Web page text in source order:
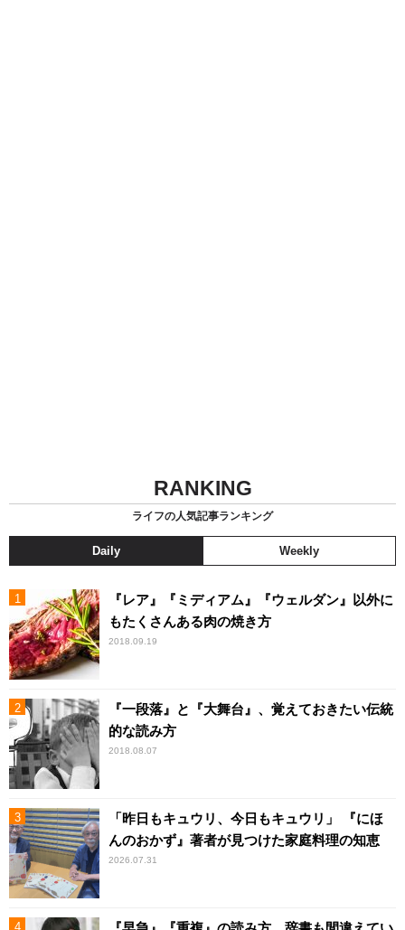
RANKING
ライフの人気記事ランキング
Daily Weekly
『レア』『ミディアム』『ウェルダン』以外に
もたくさんある肉の焼き方
2018.09.19
『一段落』と『大舞台』、覚えておきたい伝統
的な読み方
2018.08.07
「昨日もキュウリ、今日もキュウリ」 『にほ
んのおかず』著者が見つけた家庭料理の知恵
2026.07.31